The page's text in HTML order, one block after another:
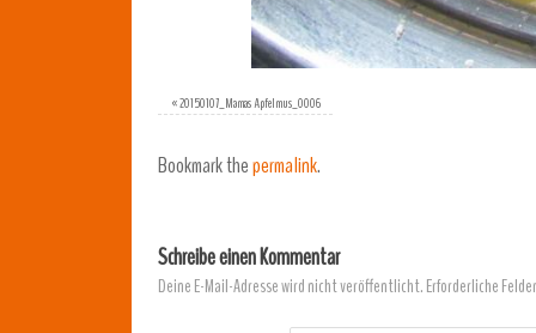
«20150107_Mamas Apfelmus_0006
Bookmark thepermalink.
Schreibe einen Kommentar
Deine E-Mail-Adresse wird nicht veröffentlicht.Erforderliche